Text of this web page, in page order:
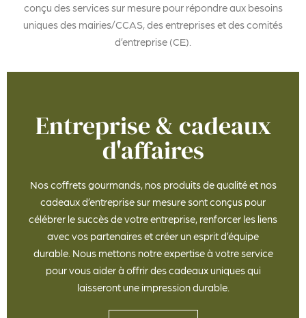
conçu des services sur mesure pour répondre aux besoins
uniques des mairies/CCAS, des entreprises et des comités
d’entreprise (CE).
Entreprise & cadeaux
d'affaires
Nos coffrets gourmands, nos produits de qualité et nos
cadeaux d’entreprise sur mesure sont conçus pour
célébrer le succès de votre entreprise, renforcer les liens
avec vos partenaires et créer un esprit d’équipe
durable. Nous mettons notre expertise à votre service
pour vous aider à offrir des cadeaux uniques qui
laisseront une impression durable.